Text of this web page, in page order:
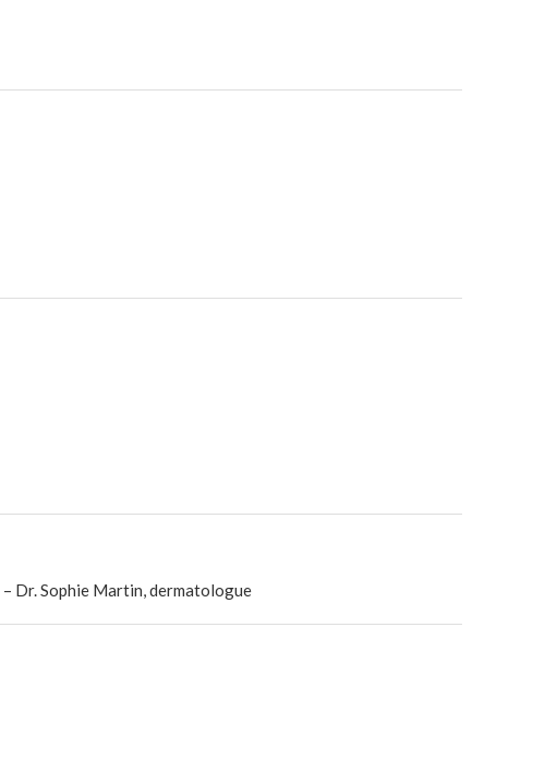
– Dr. Sophie Martin, dermatologue